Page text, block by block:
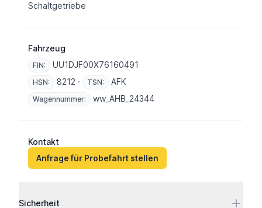
Schaltgetriebe
Fahrzeug
FIN: UU1DJF00X76160491
HSN: 8212 · TSN: AFK
Wagennummer: ww_AHB_24344
Kontakt
Anfrage für Probefahrt stellen
Sicherheit